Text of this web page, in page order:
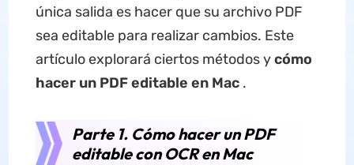
única salida es hacer que su archivo PDF
sea editable para realizar cambios. Este
artículo explorará ciertos métodos ycómo
hacer un PDF editable en Mac.
Parte 1. Cómo hacer un PDF
editable con OCR en Mac